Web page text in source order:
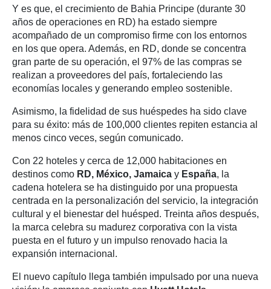
Y es que, el crecimiento de Bahia Principe (durante 30
años de operaciones en RD) ha estado siempre
acompañado de un compromiso firme con los entornos
en los que opera. Además, en RD, donde se concentra
gran parte de su operación, el 97% de las compras se
realizan a proveedores del país, fortaleciendo las
economías locales y generando empleo sostenible.
Asimismo, la fidelidad de sus huéspedes ha sido clave
para su éxito: más de 100,000 clientes repiten estancia al
menos cinco veces, según comunicado.
Con 22 hoteles y cerca de 12,000 habitaciones en
destinos como RD, México, Jamaica y España, la
cadena hotelera se ha distinguido por una propuesta
centrada en la personalización del servicio, la integración
cultural y el bienestar del huésped. Treinta años después,
la marca celebra su madurez corporativa con la vista
puesta en el futuro y un impulso renovado hacia la
expansión internacional.
El nuevo capítulo llega también impulsado por una nueva